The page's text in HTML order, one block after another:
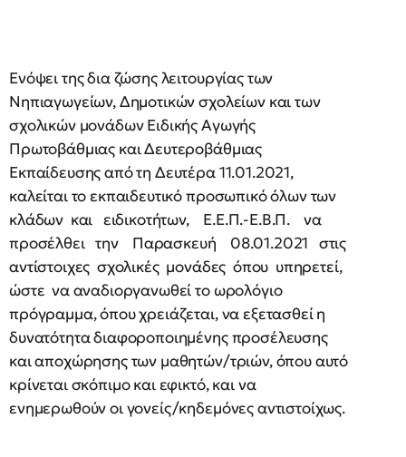
Ενόψει της δια ζώσης λειτουργίας των
Νηπιαγωγείων, Δημοτικών σχολείων και των
σχολικών μονάδων Ειδικής Αγωγής
Πρωτοβάθμιας και Δευτεροβάθμιας
Εκπαίδευσης από τη Δευτέρα 11.01.2021,
καλείται το εκπαιδευτικό προσωπικό όλων των
κλάδων και ειδικοτήτων, Ε.Ε.Π.-Ε.Β.Π. να
προσέλθει την Παρασκευή 08.01.2021 στις
αντίστοιχες σχολικές μονάδες όπου υπηρετεί,
ώστε να αναδιοργανωθεί το ωρολόγιο
πρόγραμμα, όπου χρειάζεται, να εξετασθεί η
δυνατότητα διαφοροποιημένης προσέλευσης
και αποχώρησης των μαθητών/τριών, όπου αυτό
κρίνεται σκόπιμο και εφικτό, και να
ενημερωθούν οι γονείς/κηδεμόνες αντιστοίχως.